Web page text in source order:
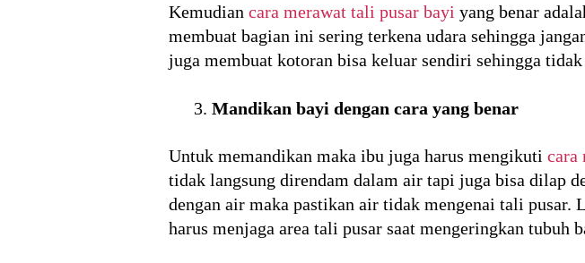
Kemudian cara merawat tali pusar bayi yang benar
membuat bagian ini sering terkena udara sehingga
juga membuat kotoran bisa keluar sendiri sehingga
Mandikan bayi dengan cara yang benar
Untuk memandikan maka ibu juga harus mengikuti cara
tidak langsung direndam dalam air tapi juga bisa dilap
dengan air maka pastikan air tidak mengenai tali pusar.
harus menjaga area tali pusar saat mengeringkan tubuh